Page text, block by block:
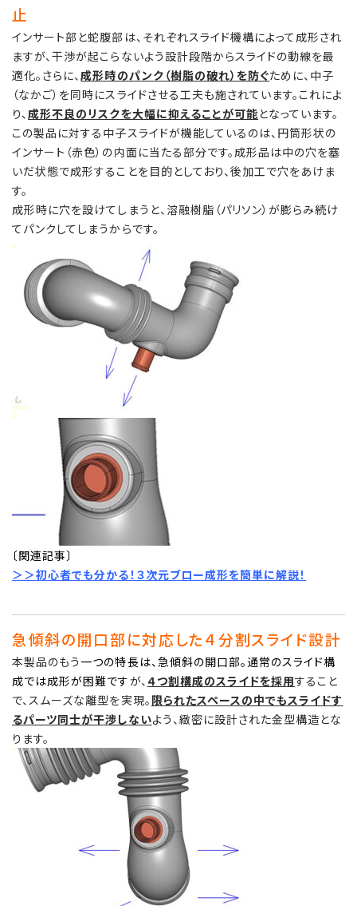
止
インサート部と蛇腹部は、それぞれスライド機構によって成形され
ますが、干渉が起こらないよう設計段階からスライドの動線を最
適化。さらに、成形時のパンク（樹脂の破れ）を防ぐために、中子
（なかご）を同時にスライドさせる工夫も施されています。これによ
り、成形不良のリスクを大幅に抑えることが可能となっています。
この製品に対する中子スライドが機能しているのは、円筒形状の
インサート（赤色）の内面に当たる部分です。成形品は中の穴を塞
いだ状態で成形することを目的としており、後加工で穴をあけま
す。
成形時に穴を設けてしまうと、溶融樹脂（パリソン）が膨らみ続け
てパンクしてしまうからです。
〔関連記事〕
＞＞初心者でも分かる！３次元ブロー成形を簡単に解説！
急傾斜の開口部に対応した４分割スライド設計
本製品のもう一つの特長は、急傾斜の開口部。通常のスライド構
成では成形が困難ですが、 ４つ割構成のスライドを採用すること
で、スムーズな離型を実現。 限られたスペースの中でもスライドす
るパーツ同士が干渉しないよう、緻密に設計された金型構造とな
ります。